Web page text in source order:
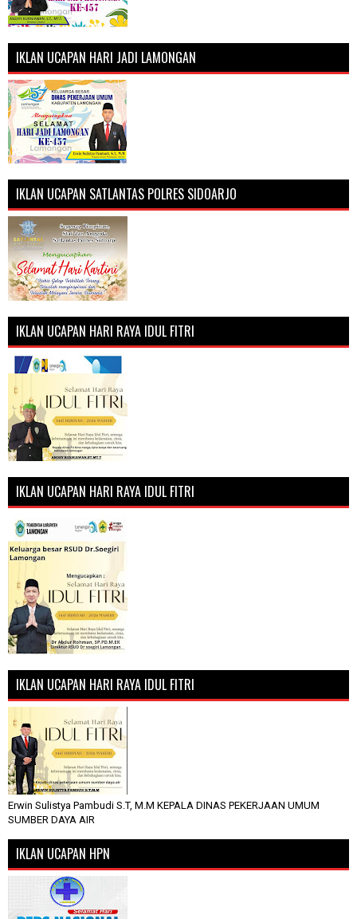
IKLAN UCAPAN HARI JADI LAMONGAN
IKLAN UCAPAN SATLANTAS POLRES SIDOARJO
IKLAN UCAPAN HARI RAYA IDUL FITRI
IKLAN UCAPAN HARI RAYA IDUL FITRI
IKLAN UCAPAN HARI RAYA IDUL FITRI
Erwin Sulistya Pambudi S.T, M.M KEPALA DINAS PEKERJAAN UMUM
SUMBER DAYA AIR
IKLAN UCAPAN HPN